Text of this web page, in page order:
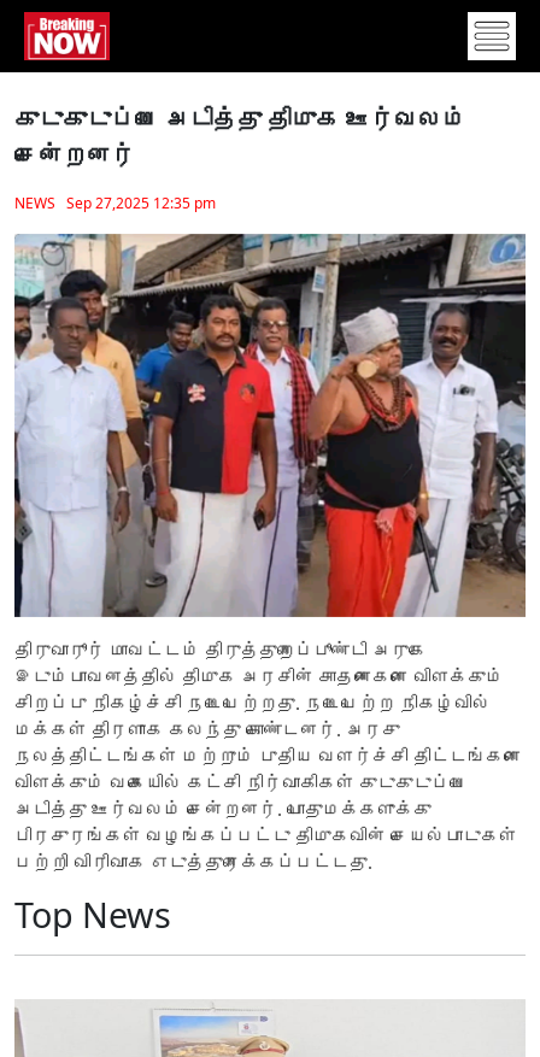
குடுகுடுப்பை அடித்து திமுக ஊர்வலம்
சென்றனர்
NEWS Sep 27,2025 12:35 pm
திருவாரூர் மாவட்டம் திருத்துறைப்பூண்டி அருகே
இடும்பாவனத்தில் திமுக அரசின் சாதனைகளை விளக்கும்
சிறப்பு நிகழ்ச்சி நடைபெற்றது. நடைபெற்ற நிகழ்வில்
மக்கள் திரளாக கலந்து கொண்டனர். அரசு
நலத்திட்டங்கள் மற்றும் புதிய வளர்ச்சி திட்டங்களை
விளக்கும் வகையில் கட்சி நிர்வாகிகள் குடுகுடுப்பை
அடித்து ஊர்வலம் சென்றனர். பொதுமக்களுக்கு
பிரசுரங்கள் வழங்கப்பட்டு திமுகவின் செயல்பாடுகள்
பற்றி விரிவாக எடுத்துரைக்கப்பட்டது.
Top News